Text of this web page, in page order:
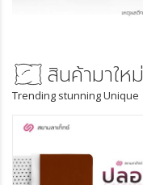
สินค้ามาใหม่
Trending stunning Unique